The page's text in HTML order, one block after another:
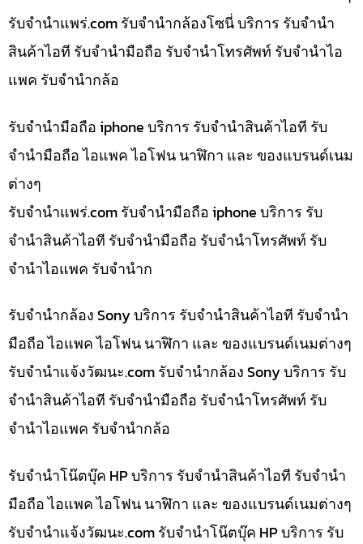
รับจํานําแพร่.com รับจำนำกล้องโซนี่ บริการ รับจำนำ
สินค้าไอที รับจำนำมือถือ รับจำนำโทรศัพท์ รับจำนำไอ
แพค รับจำนำกล้อ
รับจำนำมือถือ iphone บริการ รับจำนำสินค้าไอที รับ
จำนำมือถือ ไอแพค ไอโฟน นาฬิกา และ ของแบรนด์เนม
ต่างๆ
รับจํานําแพร่.com รับจำนำมือถือ iphone บริการ รับ
จำนำสินค้าไอที รับจำนำมือถือ รับจำนำโทรศัพท์ รับ
จำนำไอแพค รับจำนำก
รับจำนำกล้อง Sony บริการ รับจำนำสินค้าไอที รับจำนำ
มือถือ ไอแพค ไอโฟน นาฬิกา และ ของแบรนด์เนมต่างๆ
รับจํานําแจ้งวัฒนะ.com รับจำนำกล้อง Sony บริการ รับ
จำนำสินค้าไอที รับจำนำมือถือ รับจำนำโทรศัพท์ รับ
จำนำไอแพค รับจำนำกล้อ
รับจำนำโน๊ตบุ๊ค HP บริการ รับจำนำสินค้าไอที รับจำนำ
มือถือ ไอแพค ไอโฟน นาฬิกา และ ของแบรนด์เนมต่างๆ
รับจํานําแจ้งวัฒนะ.com รับจำนำโน๊ตบุ๊ค HP บริการ รับ